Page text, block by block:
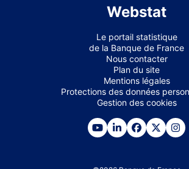
Webstat
Le portail statistique
de la Banque de France
Nous contacter
Plan du site
Mentions légales
Protections des données
Gestion des cookies